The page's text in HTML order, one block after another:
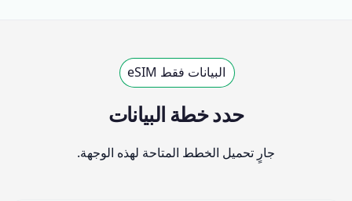
البيانات فقط eSIM
حدد خطة البيانات
جارٍ تحميل الخطط المتاحة لهذه الوجهة.